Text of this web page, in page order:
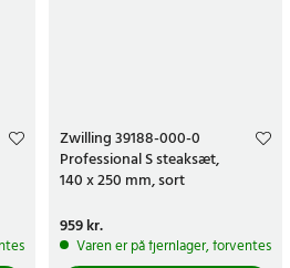
at blive sendt inden for 5-7 hverdage
Zwilling 39188-000-0
Professional S steaksæt,
140 x 250 mm, sort
Pris:959 kr.
959 kr.
Varen er på fjernlager, forventes